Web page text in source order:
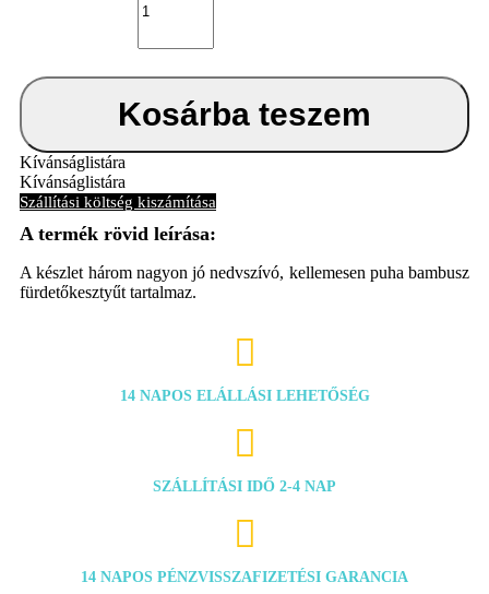
A készlet három nagyon jó nedvszívó, kellemesen puha bambusz
fürdetőkesztyűt tartalmaz.
fürdetőkesztyű
3
db
mennyiség
Kosárba teszem
Kívánságlistára
Kívánságlistára
Szállítási költség kiszámítása

14 NAPOS ELÁLLÁSI LEHETŐSÉG

SZÁLLÍTÁSI IDŐ 2-4 NAP

14 NAPOS PÉNZVISSZAFIZETÉSI GARANCIA